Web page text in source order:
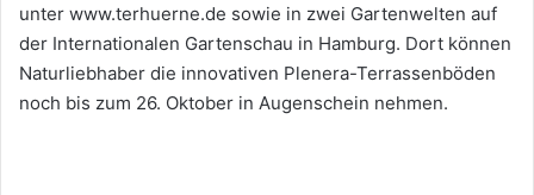
unter www.terhuerne.de sowie in zwei Gartenwelten auf
der Internationalen Gartenschau in Hamburg. Dort können
Naturliebhaber die innovativen Plenera-Terrassenböden
noch bis zum 26. Oktober in Augenschein nehmen.